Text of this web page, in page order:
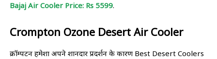
Bajaj Air Cooler Price: Rs 5599.
Crompton Ozone Desert Air Cooler
क्रॉम्पटन हमेशा अपने शानदार प्रदर्शन के कारण Best Desert Coolers